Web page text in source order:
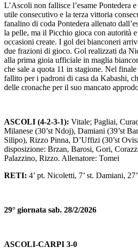
L’Ascoli non fallisce l’esame Pontedera
utile consecutivo e la terza vittoria
fanalino di coda Pontedera allenato
la pelle, ma il Picchio gioca con autorità
occasioni create. I gol dei bianconeri
due frazioni di gioco. Gol realizzati da
alla prima gioia ufficiale in maglia
che sale a quota 11 in stagione. Nel
fallito per i padroni di casa da Kabashi,
delle cronache per il suo mancato
ASCOLI (4-2-3-1): Vitale; Pagliai,
Milanese (30’st Ndoj), Damiani (39’st
Silipo), Rizzo Pinna, D’Uffizi (30’st
disposizione: Brzan, Barosi, Gori,
Palazzino, Rizzo. Allenatore: Tomei
RETI: 4’ pt. Nicoletti, 7’ st. Damiani,
29° giornata sab. 28/
ASCOLI-CARPI 3-0